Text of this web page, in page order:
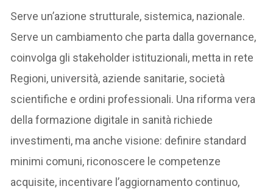
Serve un’azione strutturale, sistemica, nazionale.
Serve un cambiamento che parta dalla governance,
coinvolga gli stakeholder istituzionali, metta in rete
Regioni, università, aziende sanitarie, società
scientifiche e ordini professionali. Una riforma vera
della formazione digitale in sanità richiede
investimenti, ma anche visione: definire standard
minimi comuni, riconoscere le competenze
acquisite, incentivare l’aggiornamento continuo,